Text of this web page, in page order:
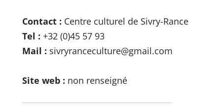
Contact : Centre culturel de Sivry-Rance
Tel : +32 (0)45 57 93
Mail : sivryranceculture@gmail.com
Site web : non renseigné